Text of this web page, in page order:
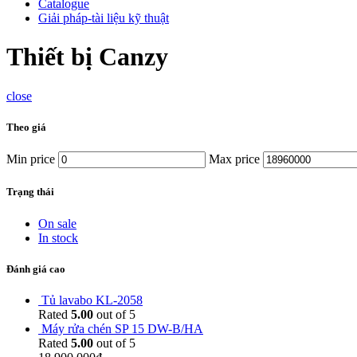
Catalogue
Giải pháp-tài liệu kỹ thuật
Thiết bị Canzy
close
Theo giá
Min price Max price
Trạng thái
On sale
In stock
Đánh giá cao
Tủ lavabo KL-2058
Rated 5.00 out of 5
Máy rửa chén SP 15 DW-B/HA
Rated 5.00 out of 5